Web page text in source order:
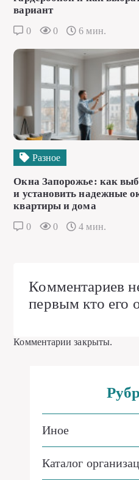
вариант
0 0 6 мин.
Разное
Окна Запорожье: как
и установить надежные
квартиры и дома
0 0 4 мин.
Комментариев
первым кто его
Комментарии закрыты.
Иное
Каталог